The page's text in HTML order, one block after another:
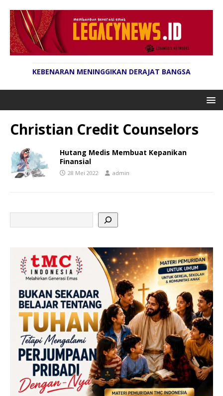
KEBENARAN MENINGGIKAN DERAJAT BANGSA
Christian Credit Counselors
Hutang Medis Membuat Kepanikan
Finansial
28 Mei 2022 admin